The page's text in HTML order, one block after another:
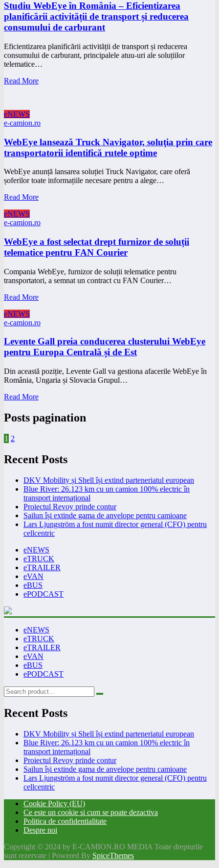
Studiu WebEye în România – Eficientizarea
planificării activității de transport și reducerea
consumului de carburant
Eficientizarea planificării activității de transport și reducerea
consumului de carburant, principalele atuu-uri ale soluțiilor
telematice…
Read More
eNEWS
e-camion.ro
WebEye lansează Truck Navigator, soluţia prin care
transportatorii identifică rutele optime
WebEye anunță lansarea soluției Truck Navigator, care oferă
șoferilor toate informațiile necesare pentru a alege…
Read More
eNEWS
e-camion.ro
WebEye a fost selectat drept furnizor de soluții
telematice pentru FAN Courier
Compania WebEye, furnizor de soluții telematice pentru
transportatori, a semnat un contract cu FAN Courier…
Read More
eNEWS
e-camion.ro
Levente Gall preia conducerea clusterului WebEye
pentru Europa Centrală și de Est
Din această poziție, Levente Gall va gestiona afacerile WebEye în
România, Ungaria și Slovacia Grupul…
Read More
Posts pagination
1 2
Recent Posts
DKV Mobility și Shell își extind parteneriatul european
Blue River: 26.123 km cu un camion 100% electric în
transport internațional
Proiectul Revoy prinde contur
Sailun își extinde gama de anvelope pentru camioane
Lars Ljungström a fost numit director general (CFO) pentru
cellcentric
eNEWS
eTRUCK
eTRAILER
eVAN
eBUS
ePODCAST
eNEWS
eTRUCK
eTRAILER
eVAN
eBUS
ePODCAST
Recent Posts
DKV Mobility și Shell își extind parteneriatul european
Blue River: 26.123 km cu un camion 100% electric în
transport internațional
Proiectul Revoy prinde contur
Sailun își extinde gama de anvelope pentru camioane
Lars Ljungström a fost numit director general (CFO) pentru
cellcentric
Cookie Policy (EU)
Ce este un cookie si cum se poate dezactiva
Politica de confidentialitate
Despre noi
Copyright © 2024 by E-CAMION.RO MEDIA Toate drepturile
sunt rezervate | Powered By SpiceThemes